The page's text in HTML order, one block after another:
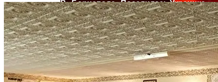
В «Борисполе» Поселилась Украинка,
Депортированная Из Казахстана